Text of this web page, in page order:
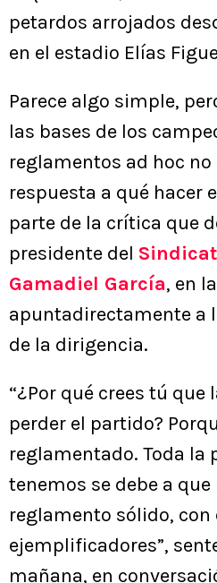
petardos arrojados
en el estadio Elías
Parece algo simple,
las bases de los
reglamentos ad hoc
respuesta a qué hacer
parte de la crítica que
presidente del
Gamadiel García, en
apuntadirectamente a
de la dirigencia.
“¿Por qué crees tú que
perder el partido?
reglamentado. Toda la
tenemos se debe a
reglamento sólido, con
ejemplificadores”,
mañana, en